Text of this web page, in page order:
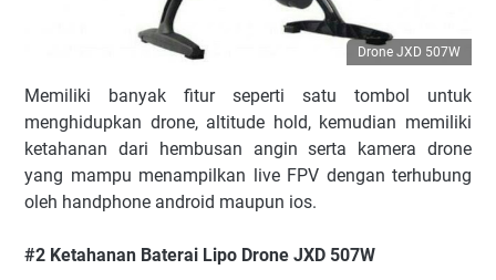
Drone JXD 507W
Memiliki banyak fitur seperti satu tombol untuk
menghidupkan drone, altitude hold, kemudian memiliki
ketahanan dari hembusan angin serta kamera drone
yang mampu menampilkan live FPV dengan terhubung
oleh handphone android maupun ios.
#2 Ketahanan Baterai Lipo Drone JXD 507W